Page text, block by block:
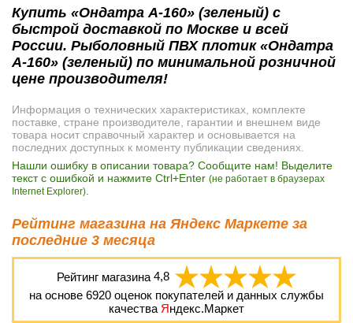
Купить «Ондатра А-160» (зеленый) с
быстрой доставкой по Москве и всей
России. Рыболовный ПВХ плотик «Ондатра
А-160» (зеленый) по минимальной розничной
цене производителя!
Информация о технических характеристиках, комплекте
поставке, стране производителе, гарантии и внешнем виде
товара носит справочный характер и основывается на
последних доступных к моменту публикации сведениях.
Нашли ошибку в описании товара? Сообщите нам! Выделите
текст с ошибкой и нажмите Ctrl+Enter (не работает в браузерах
Internet Explorer)
Рейтинг магазина на Яндекс Маркете за
последние 3 месяца
Рейтинг магазина 4,8
на основе 6920 оценок покупателей и данных службы
качества Яндекс.Маркет